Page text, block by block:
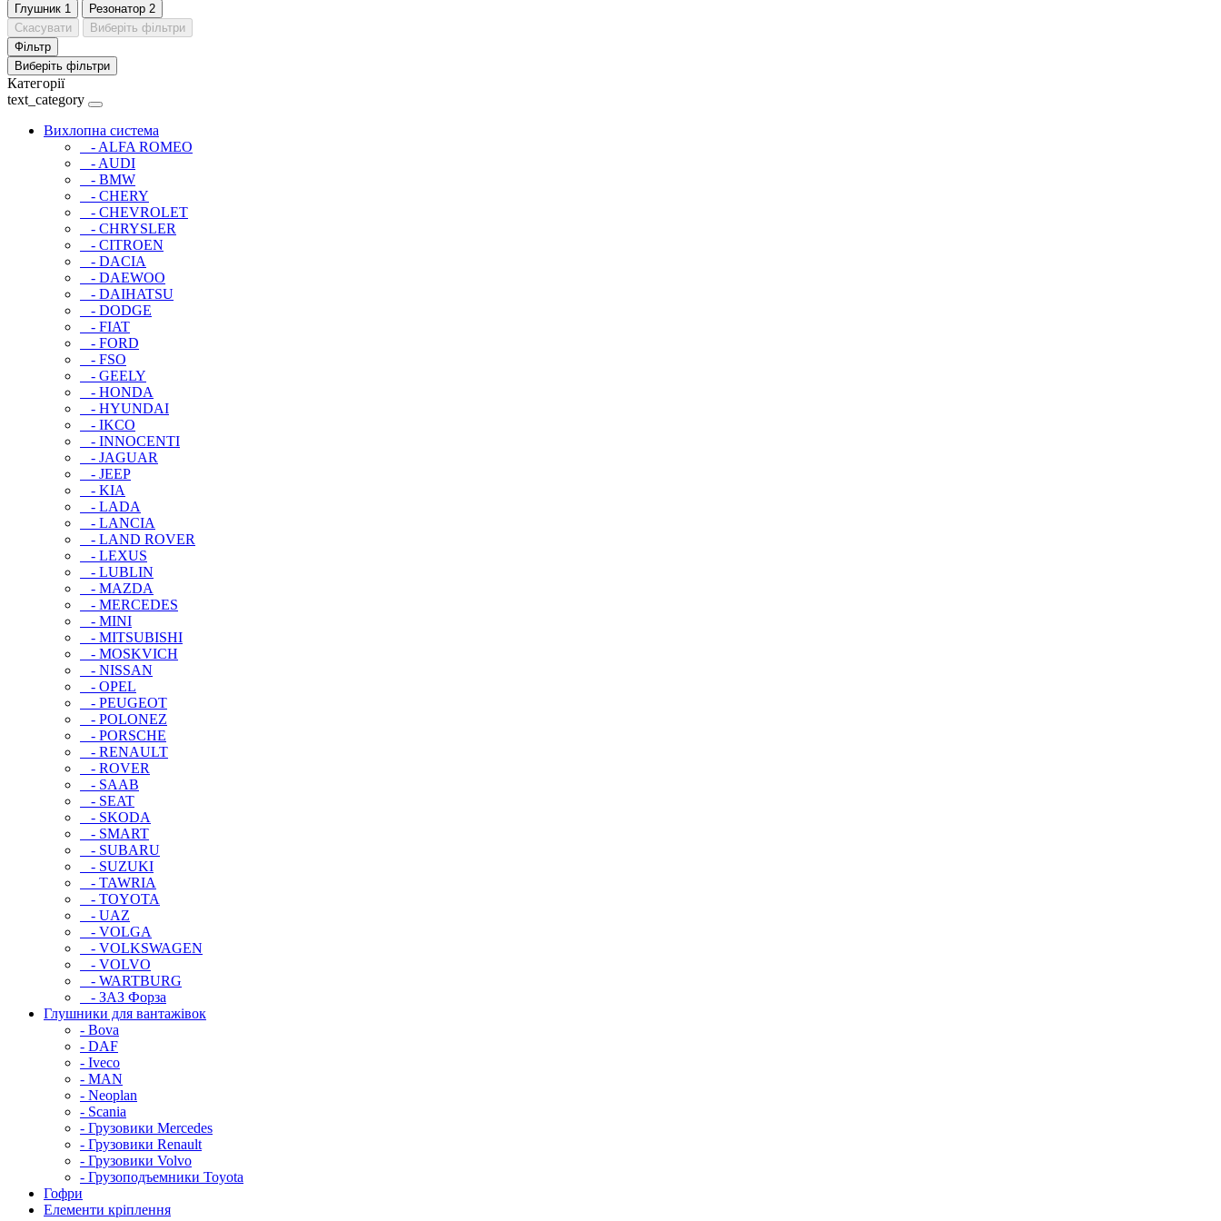
Глушник 1 Резонатор 2
Скасувати
Виберіть фільтри
Фільтр
Виберіть фільтри
Категорії
text_category
Вихлопна система
- ALFA ROMEO
- AUDI
- BMW
- CHERY
- CHEVROLET
- CHRYSLER
- CITROEN
- DACIA
- DAEWOO
- DAIHATSU
- DODGE
- FIAT
- FORD
- FSO
- GEELY
- HONDA
- HYUNDAI
- IKCO
- INNOCENTI
- JAGUAR
- JEEP
- KIA
- LADA
- LANCIA
- LAND ROVER
- LEXUS
- LUBLIN
- MAZDA
- MERCEDES
- MINI
- MITSUBISHI
- MOSKVICH
- NISSAN
- OPEL
- PEUGEOT
- POLONEZ
- PORSCHE
- RENAULT
- ROVER
- SAAB
- SEAT
- SKODA
- SMART
- SUBARU
- SUZUKI
- TAWRIA
- TOYOTA
- UAZ
- VOLGA
- VOLKSWAGEN
- VOLVO
- WARTBURG
- ЗАЗ Форза
Глушники для вантажівок
- Bova
- DAF
- Iveco
- MAN
- Neoplan
- Scania
- Грузовики Mercedes
- Грузовики Renault
- Грузовики Volvo
- Грузоподъемники Toyota
Гофри
Елементи кріплення